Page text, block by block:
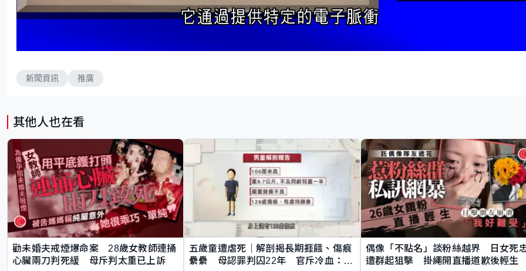
n
e
新聞資訊 推廣
其他人也在看
勸未婚夫戒煙爆命案 28歲女教師連捅
心臟兩刀判死緩 母斥判太重已上訴
五歲童遭虐死｜解剖揭長期捱餓、傷痕
纍纍 母認罪判囚22年 官斥冷血：同
偶像「不點名」談粉絲越界 日女死
遭群起狙擊 掛繩開直播道歉後輕生